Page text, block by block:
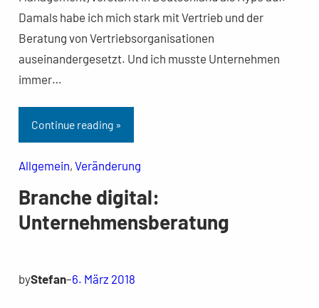
Damals habe ich mich stark mit Vertrieb und der
Beratung von Vertriebsorganisationen
auseinandergesetzt. Und ich musste Unternehmen
immer…
Continue reading »
Allgemein, Veränderung
Branche digital:
Unternehmensberatung
byStefan–6. März 2018